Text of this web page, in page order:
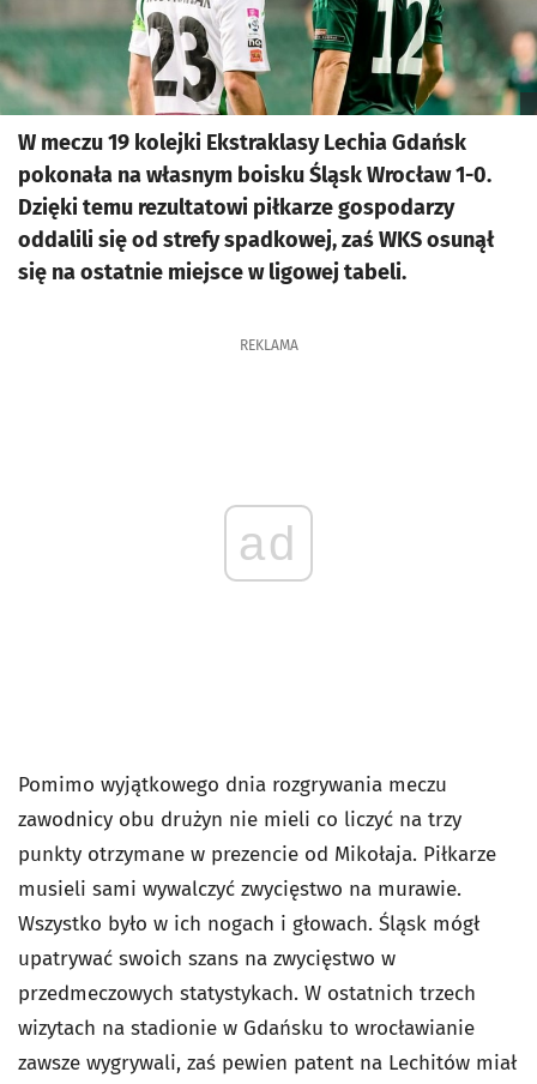
W meczu 19 kolejki Ekstraklasy Lechia Gdańsk
pokonała na własnym boisku Śląsk Wrocław 1-0.
Dzięki temu rezultatowi piłkarze gospodarzy
oddalili się od strefy spadkowej, zaś WKS osunął
się na ostatnie miejsce w ligowej tabeli.
REKLAMA
ad
Pomimo wyjątkowego dnia rozgrywania meczu
zawodnicy obu drużyn nie mieli co liczyć na trzy
punkty otrzymane w prezencie od Mikołaja. Piłkarze
musieli sami wywalczyć zwycięstwo na murawie.
Wszystko było w ich nogach i głowach. Śląsk mógł
upatrywać swoich szans na zwycięstwo w
przedmeczowych statystykach. W ostatnich trzech
wizytach na stadionie w Gdańsku to wrocławianie
zawsze wygrywali, zaś pewien patent na Lechitów miał